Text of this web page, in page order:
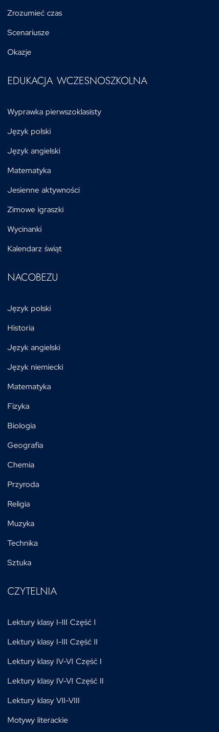
Zrozumieć czas
Scenariusze
Okazje
EDUKACJA WCZESNOSZKOLNA
Wyprawka pierwszoklasisty
Język polski
Język angielski
Matematyka
Jesienne aktywności
Zimowe igraszki
Wycinanki
Kalendarz świąt
NACOBEZU
Język polski
Historia
Język angielski
Język niemiecki
Matematyka
Fizyka
Biologia
Geografia
Chemia
Przyroda
Religia
Muzyka
Technika
Sztuka
CZYTELNIA
Lektury klasy I-III Część I
Lektury klasy I-III Część II
Lektury klasy IV-VI Część I
Lektury klasy IV-VI Część II
Lektury klasy VII-VIII
Motywy literackie